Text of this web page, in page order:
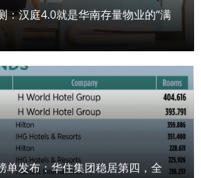
：汉庭4.0就是华南存量物业的“满
单发布：华住集团稳居第四，全